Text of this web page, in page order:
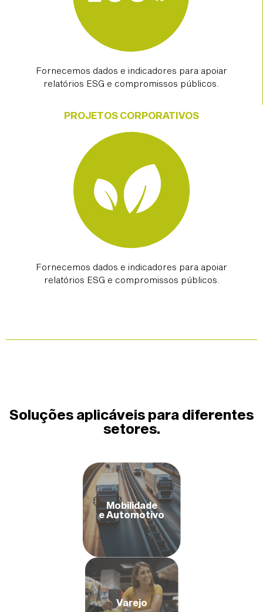
Fornecemos dados e indicadores para apoiar
relatórios ESG e compromissos públicos.
PROJETOS CORPORATIVOS
Fornecemos dados e indicadores para apoiar
relatórios ESG e compromissos públicos.
Soluções aplicáveis para diferentes
setores.
Mobilidade
e Automotivo
Varejo